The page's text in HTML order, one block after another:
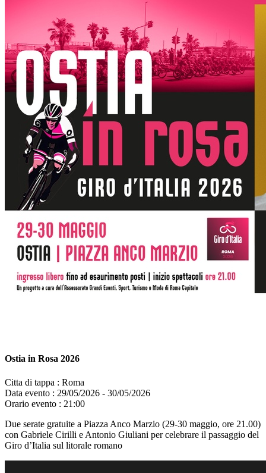
Ostia in Rosa 2026
Citta di tappa : Roma
Data evento : 29/05/2026 - 30/05/2026
Orario evento : 21:00
Due serate gratuite a Piazza Anco Marzio (29-30 maggio, ore 21.00)
con Gabriele Cirilli e Antonio Giuliani per celebrare il passaggio del
Giro d’Italia sul litorale romano